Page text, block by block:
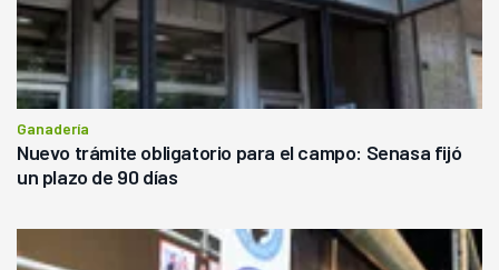
Ganadería
Nuevo trámite obligatorio para el campo: Senasa fijó
un plazo de 90 días